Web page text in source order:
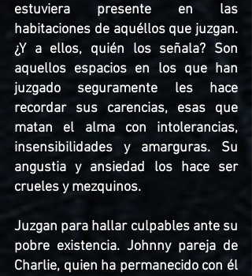
estuviera presente en las
habitaciones de aquéllos que juzgan.
¿Y a ellos, quién los señala? Son
aquellos espacios en los que han
juzgado seguramente les hace
recordar sus carencias, esas que
matan el alma con intolerancias,
insensibilidades y amarguras. Su
angustia y ansiedad los hace ser
crueles y mezquinos.
Juzgan para hallar culpables ante su
pobre existencia. Johnny pareja de
Charlie, quien ha permanecido con él